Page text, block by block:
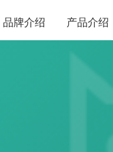
品牌介绍 产品介绍